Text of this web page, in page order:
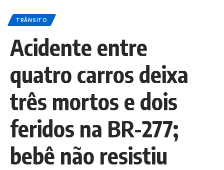
TRÂNSITO
Acidente entre
quatro carros deixa
três mortos e dois
feridos na BR-277;
bebê não resistiu